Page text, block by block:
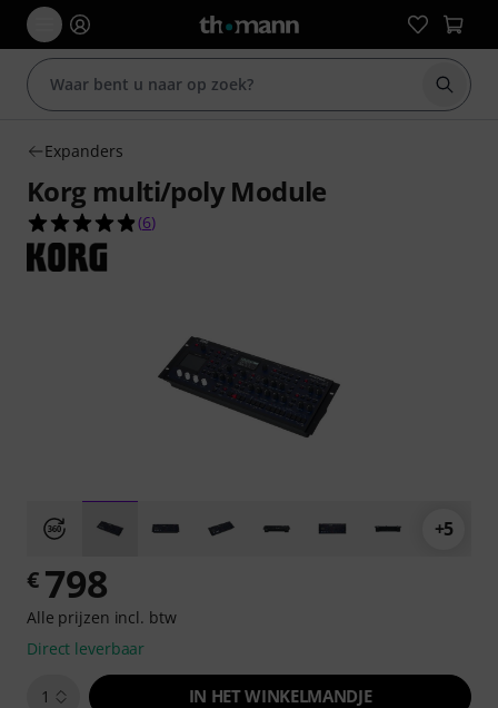
Zoek
Expanders
Korg multi/poly Module
4.8 van de 5 sterren van 6 klantbeoordelingen
(6)
+5
€ 798
Alle prijzen incl. btw
Direct leverbaar
1 IN HET WINKELMANDJE